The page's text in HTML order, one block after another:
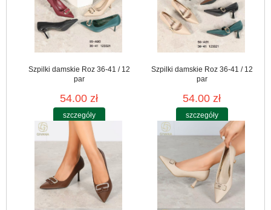
Szpilki damskie Roz 36-41 / 12
par
54.00 zł
szczegóły
Szpilki damskie Roz 36-41 / 12
par
54.00 zł
szczegóły